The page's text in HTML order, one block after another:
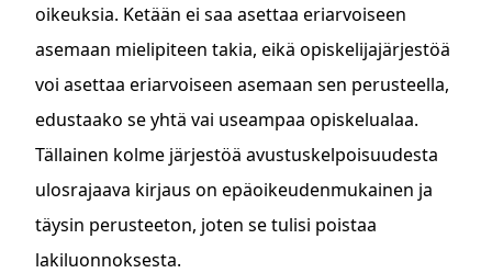
oikeuksia. Ketään ei saa asettaa eriarvoiseen
asemaan mielipiteen takia, eikä opiskelijajärjestöä
voi asettaa eriarvoiseen asemaan sen perusteella,
edustaako se yhtä vai useampaa opiskelualaa.
Tällainen kolme järjestöä avustuskelpoisuudesta
ulosrajaava kirjaus on epäoikeudenmukainen ja
täysin perusteeton, joten se tulisi poistaa
lakiluonnoksesta.